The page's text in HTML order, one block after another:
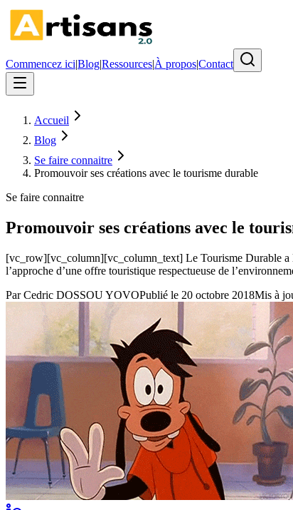
Commencez ici|Blog|Ressources|À propos|Contact
Accueil
Blog
Se faire connaitre
Promouvoir ses créations avec le tourisme durable
Se faire connaitre
Promouvoir ses créations avec le
[vc_row][vc_column][vc_column_text] Le Tourisme Durable a
l’approche d’une offre touristique respectueuse de
ParCedric DOSSOU YOVOPublié le 20 octobre 2018Mis à